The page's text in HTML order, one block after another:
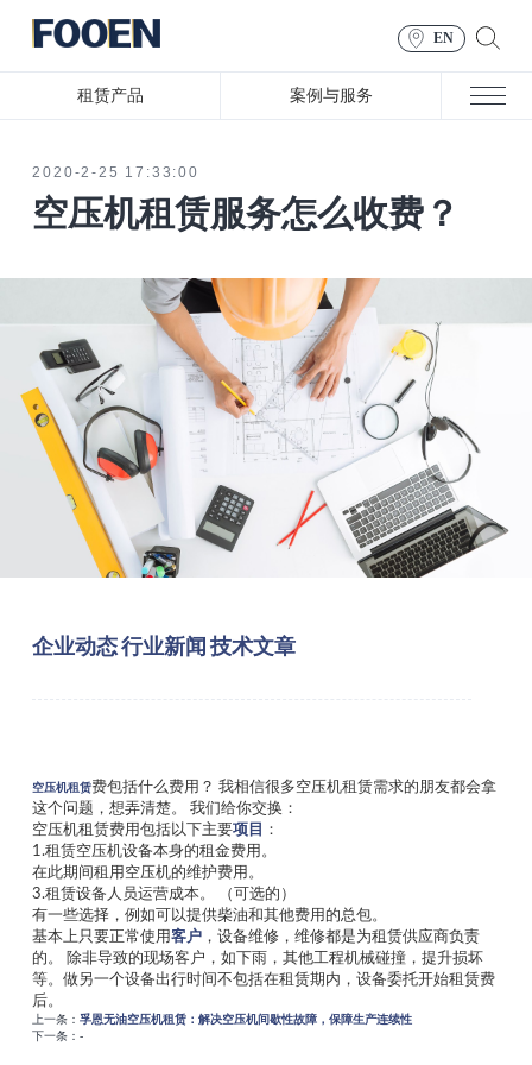
租赁产品 案例与服务
EN
2020-2-25 17:33:00
空压机租赁服务怎么收费？
企业动态行业新闻 技术文章
空压机租赁费包括什么费用？ 我相信很多空压机租赁需求的朋友都会拿
这个问题，想弄清楚。 我们给你交换：
空压机租赁费用包括以下主要项目
：
1.租赁空压机设备本身的租金费用。
在此期间租用空压机的维护费用。
3.租赁设备人员运营成本。 （可选的）
有一些选择，例如可以提供柴油和其他费用的总包。
基本上只要正常使用客户 ，设备维修，维修都是为租赁供应商负责
的。 除非导致的现场客户，如下雨，其他工程机械碰撞，提升损坏
等。做另一个设备出行时间不包括在租赁期内，设备委托开始租赁费
后。
上一条：孚恩无油空压机租赁：解决空压机间歇性故障，保障生产连续性
下一条：-